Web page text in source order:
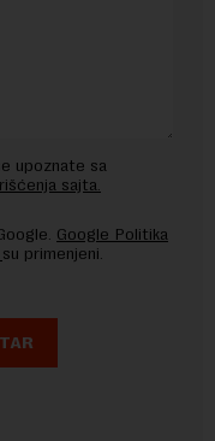
upoznate sa
sajta.
Google Politika
su primenjeni.